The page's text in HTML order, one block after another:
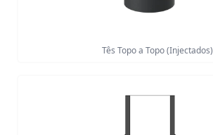
Tês Topo a Topo (Injectados)